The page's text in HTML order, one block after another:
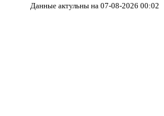
Данные актульны на 07-08-2026 00:02